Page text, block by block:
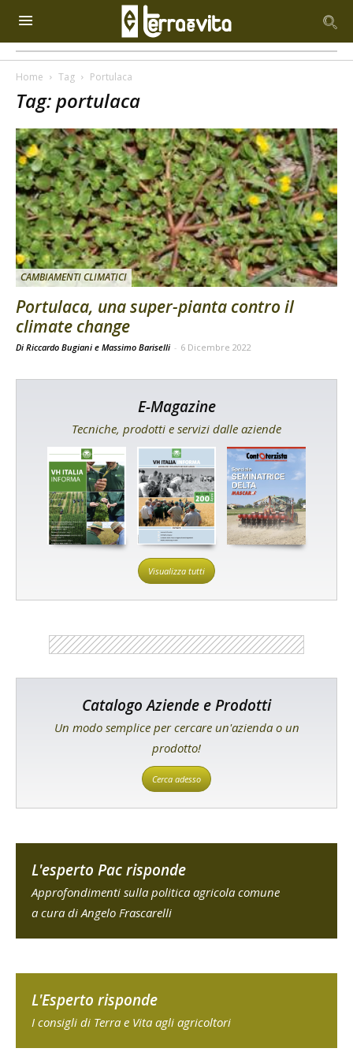
Home Tag Portulaca
Tag: portulaca
CAMBIAMENTI CLIMATICI
Portulaca, una super-pianta contro il
climate change
Di Riccardo Bugiani e Massimo Bariselli - 6 Dicembre 2022
E-Magazine
Tecniche, prodotti e servizi dalle aziende
Visualizza tutti
Catalogo Aziende e Prodotti
Un modo semplice per cercare un'azienda o un
prodotto!
Cerca adesso
L'esperto Pac risponde
Approfondimenti sulla politica agricola comune
a cura di Angelo Frascarelli
L'Esperto risponde
I consigli di Terra e Vita agli agricoltori